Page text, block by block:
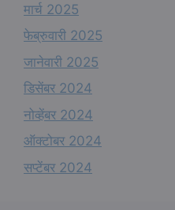
मार्च 2025
फेब्रुवारी 2025
जानेवारी 2025
डिसेंबर 2024
नोव्हेंबर 2024
ऑक्टोबर 2024
सप्टेंबर 2024